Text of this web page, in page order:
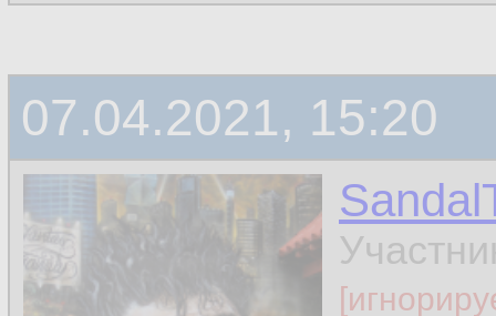
07.04.2021, 15:20